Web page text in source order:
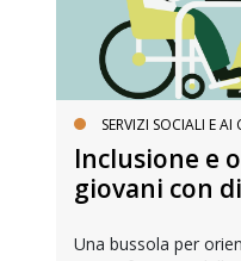
SERVIZI SOCIALI E AI
Inclusione e
giovani con
Una bussola per